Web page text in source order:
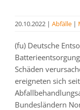
20.10.2022 | Abfälle |
(fu) Deutsche
Schäden
ereigneten sich
Bundesländern